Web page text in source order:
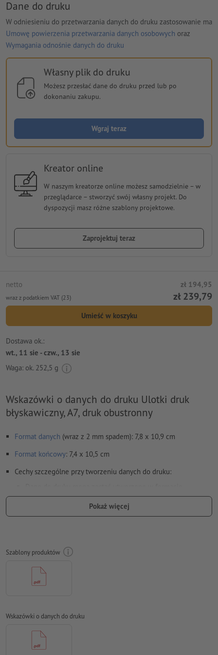
Dane do druku
W odniesieniu do przetwarzania danych do druku zastosowanie ma
Umowę powierzenia przetwarzania danych osobowych oraz
Wymagania odnośnie danych do druku
Własny plik do druku
Możesz przesłać dane do druku przed lub po
dokonaniu zakupu.
Wgraj teraz
Kreator online
W naszym kreatorze online możesz samodzielnie − w
przeglądarce − stworzyć swój własny projekt. Do
dyspozycji masz różne szablony projektowe.
Zaprojektuj teraz
netto zł 194,95
wraz z podatkiem VAT (23) zł 239,79
Umieść w koszyku
Dostawa ok.:
wt., 11 sie - czw., 13 sie
Waga: ok. 252,5 g
Wskazówki o danych do druku Ulotki druk
błyskawiczny, A7, druk obustronny
Format danych (wraz z 2 mm spadem): 7,8 x 10,9 cm
Format końcowy: 7,4 x 10,5 cm
Cechy szczególne przy tworzeniu danych do druku:
pionowym lub poziomym. Dopasuj odpowiednio swoje dane
uwzględnić kierunek czytania
Rozdzielczość:
Na całym obwodzie ustaw 2 mm
Czcionki muszą być w całości osadzone lub przekształcone na
Model przestrzeni barw:
Pokaż więcej
Szablony produktów
Wskazówki o danych do druku